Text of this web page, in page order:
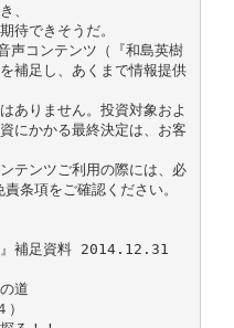
、
待できそうだ。
コンテンツ（『和島英樹
補足し、あくまで情報提供
ありません。投資対象およ
にかかる最終決定は、お客
テンツご利用の際には、必
項をご確認ください。
』補足資料 2014.12.31
道